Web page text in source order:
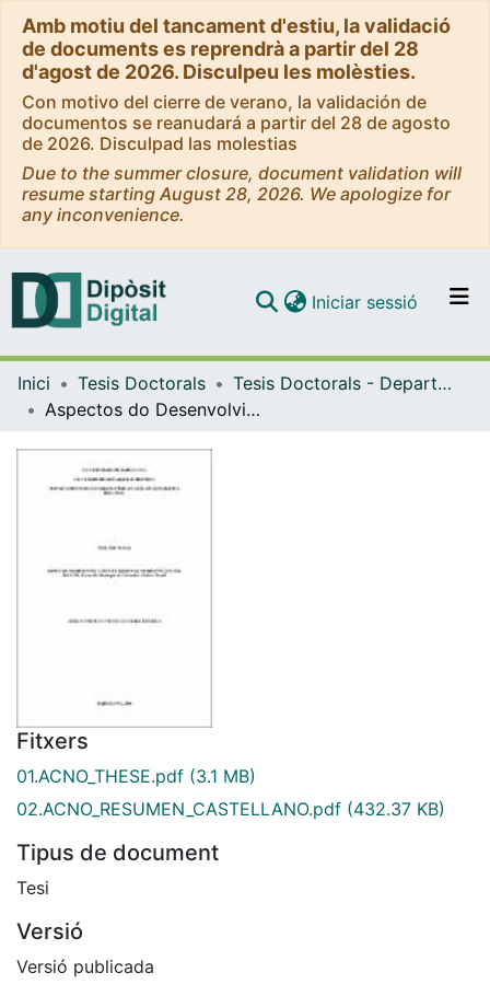
Amb motiu del tancament d'estiu, la validació
de documents es reprendrà a partir del 28
d'agost de 2026. Disculpeu les molèsties.
Con motivo del cierre de verano, la validación de
documentos se reanudará a partir del 28 de agosto
de 2026. Disculpad las molestias
Due to the summer closure, document validation will
resume starting August 28, 2026. We apologize for
any inconvenience.
Navega per tot el DD
Iniciar sessió (current)
Inici Tesis Doctorals
Tesis Doctorals - Departament - Geografia Física i Anàlisi Geogràfica Regional
Aspectos do Desenvolvimiento Regional no Recôncavo Sul Baiano
Fitxers
01.ACNO_THESE.pdf (3.1 MB)
02.ACNO_RESUMEN_CASTELLANO.pdf (432.37 KB)
Tipus de document
Tesi
Versió
Versió publicada